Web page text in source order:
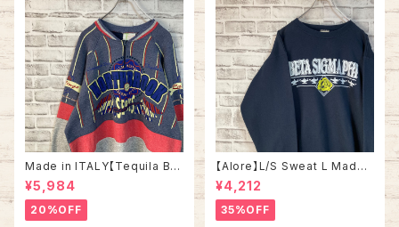
Made in ITALY【Tequila Bo
om】L/S Sweat/Trainer XL 9
0s ハーフジップスウェット トレ
ーナー マルチカラー レーシング
イタリア製 Euro ユーロ 古着
¥5,984
20%OFF
【Alore】L/S Sweat L Made i
n USA 90s 社交クラブ プロモ
ーション スウェット トレーナー
USA製 vintage ヴィンテージ
アメリカ USA 古着
¥4,212
35%OFF